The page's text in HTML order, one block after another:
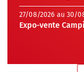
27/08/2026 au 30/
Expo-vente